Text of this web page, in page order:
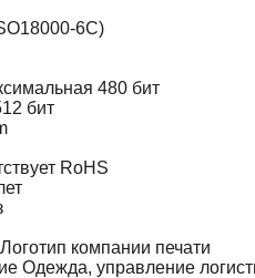
6C)
480 бит
бит
RoHS
компании печати
Одежда, управление